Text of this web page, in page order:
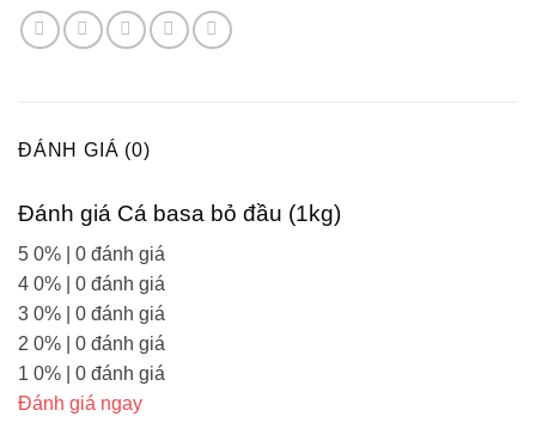
ĐÁNH GIÁ (0)
Đánh giá Cá basa bỏ đầu (1kg)
5 0% | 0 đánh giá
4 0% | 0 đánh giá
3 0% | 0 đánh giá
2 0% | 0 đánh giá
1 0% | 0 đánh giá
Đánh giá ngay